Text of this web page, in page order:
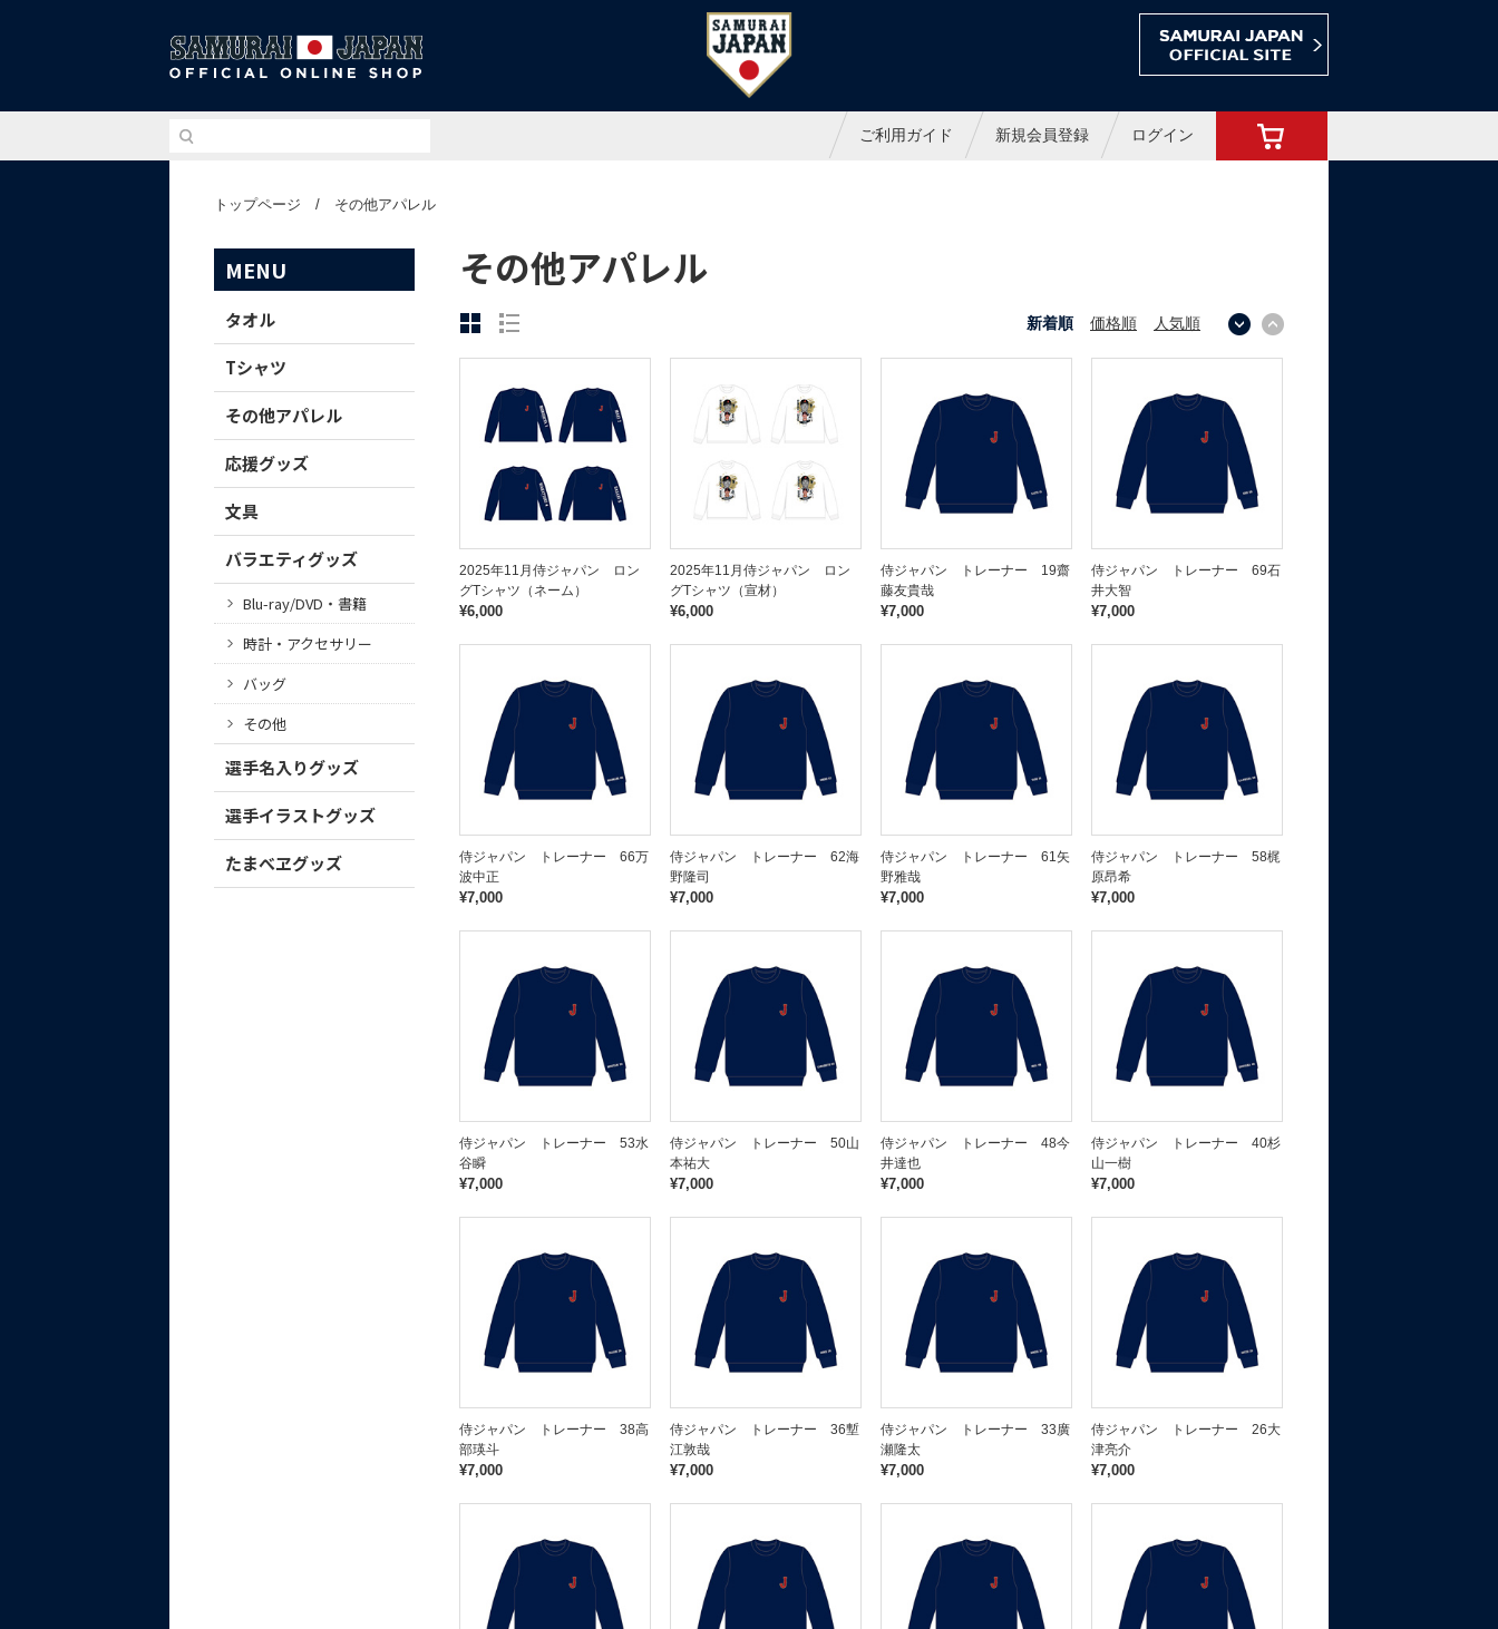
侍ジャパンオフィシャルオンラインショップ
ご利用ガイド 新規会員登録 ログイン
トップページ / その他アパレル
MENU
タオル
Tシャツ
その他アパレル
応援グッズ
文具
バラエティグッズ
Blu-ray/DVD・書籍
時計・アクセサリー
バッグ
その他
選手名入りグッズ
選手イラストグッズ
たまべヱグッズ
その他アパレル
新着順 価格順 人気順
2025年11月侍ジャパン ロン
グTシャツ（ネーム）
¥6,000
2025年11月侍ジャパン ロン
グTシャツ（宣材）
¥6,000
侍ジャパン トレーナー 19齋
藤友貴哉
¥7,000
侍ジャパン トレーナー 69石
井大智
¥7,000
侍ジャパン トレーナー 66万
波中正
¥7,000
侍ジャパン トレーナー 62海
野隆司
¥7,000
侍ジャパン トレーナー 61矢
野雅哉
¥7,000
侍ジャパン トレーナー 58梶
原昂希
¥7,000
侍ジャパン トレーナー 53水
谷瞬
¥7,000
侍ジャパン トレーナー 50山
本祐大
¥7,000
侍ジャパン トレーナー 48今
井達也
¥7,000
侍ジャパン トレーナー 40杉
山一樹
¥7,000
侍ジャパン トレーナー 38高
部瑛斗
¥7,000
侍ジャパン トレーナー 36塹
江敦哉
¥7,000
侍ジャパン トレーナー 33廣
瀬隆太
¥7,000
侍ジャパン トレーナー 26大
津亮介
¥7,000